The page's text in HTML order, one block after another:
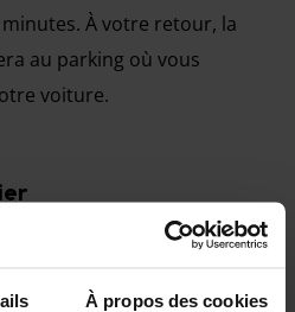
À propos des cookies
À votre retour, la
au parking où vous
voiture.